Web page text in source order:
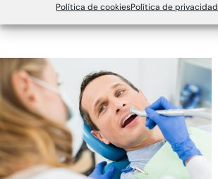
Política de cookiesPolítica de privacidad